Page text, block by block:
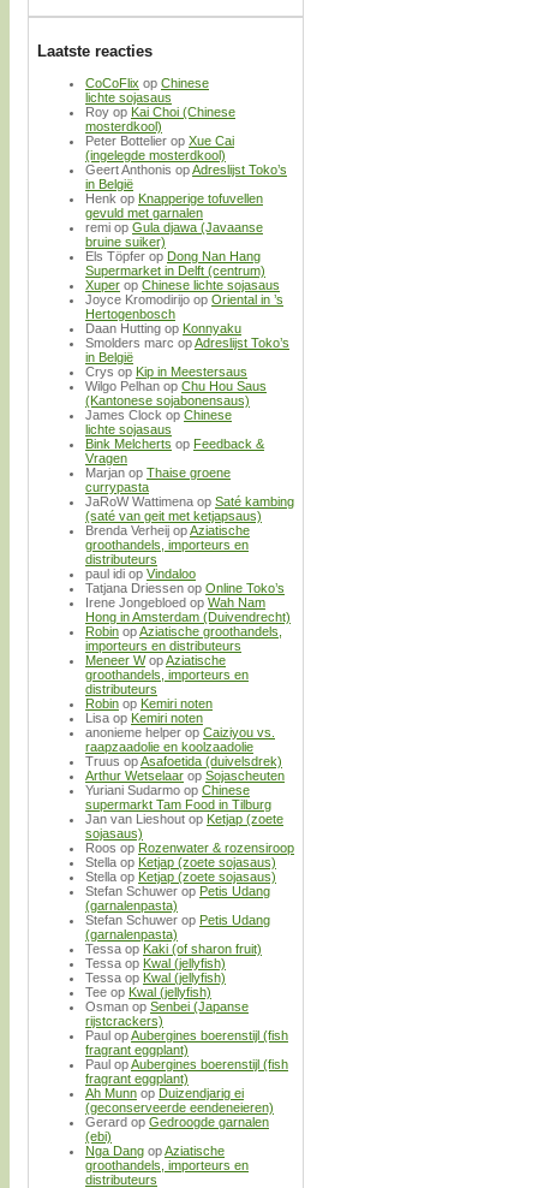
Laatste reacties
CoCoFlix op Chinese
lichte sojasaus
Roy op Kai Choi (Chinese
mosterdkool)
Peter Bottelier op Xue Cai
(ingelegde mosterdkool)
Geert Anthonis opAdreslijst Toko’s
in België
Henk op Knapperige tofuvellen
gevuld met garnalen
remi op Gula djawa (Javaanse
bruine suiker)
Els Töpfer op Dong Nan Hang
Supermarket in Delft (centrum)
Xuper op Chinese lichte sojasaus
Joyce Kromodirijo op Oriental in ’s
Hertogenbosch
Daan Hutting op Konnyaku
Smolders marc opAdreslijst Toko’s
in België
Crys op Kip in Meestersaus
Wilgo Pelhan op Chu Hou Saus
(Kantonese sojabonensaus)
James Clock op Chinese
lichte sojasaus
Bink Melcherts op Feedback &
Vragen
Marjan op Thaise groene
currypasta
JaRoW Wattimena op Saté kambing
(saté van geit met ketjapsaus)
Brenda Verheij opAziatische
groothandels, importeurs en
distributeurs
paul idi op Vindaloo
Tatjana Driessen op Online Toko’s
Irene Jongebloed op Wah Nam
Hong in Amsterdam (Duivendrecht)
Robin opAziatische groothandels,
importeurs en distributeurs
Meneer WopAziatische
groothandels, importeurs en
distributeurs
Robin op Kemiri noten
Lisa op Kemiri noten
anonieme helper op Caiziyou vs.
raapzaadolie en koolzaadolie
Truus opAsafoetida (duivelsdrek)
Arthur Wetselaar op Sojascheuten
Yuriani Sudarmo op Chinese
supermarkt Tam Food in Tilburg
Jan van Lieshout op Ketjap (zoete
sojasaus)
Roos op Rozenwater & rozensiroop
Stella op Ketjap (zoete sojasaus)
Stella op Ketjap (zoete sojasaus)
Stefan Schuwer op Petis Udang
(garnalenpasta)
Stefan Schuwer op Petis Udang
(garnalenpasta)
Tessa op Kaki (of sharon fruit)
Tessa op Kwal (jellyfish)
Tessa op Kwal (jellyfish)
Tee op Kwal (jellyfish)
Osman op Senbei (Japanse
rijstcrackers)
Paul opAubergines boerenstijl (fish
fragrant eggplant)
Paul opAubergines boerenstijl (fish
fragrant eggplant)
Ah Munn op Duizendjarig ei
(geconserveerde eendeneieren)
Gerard op Gedroogde garnalen
(ebi)
Nga Dang opAziatische
groothandels, importeurs en
distributeurs